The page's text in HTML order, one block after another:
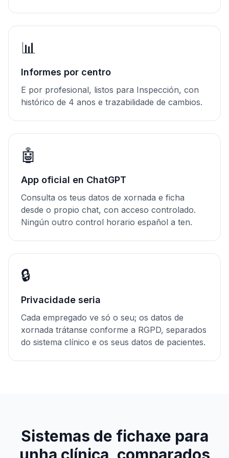
📊
Informes por centro
E por profesional, listos para Inspección, con
histórico de 4 anos e trazabilidade de cambios.
🤖
App oficial en ChatGPT
Consulta os teus datos de xornada e ficha
desde o propio chat, con acceso controlado.
Ningún outro control horario español a ten.
🔒
Privacidade seria
Cada empregado ve só o seu; os datos de
xornada trátanse conforme a RGPD, separados
do sistema clínico e os seus datos de pacientes.
Sistemas de fichaxe para